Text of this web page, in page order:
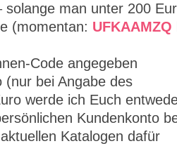
man unter 200
(momentan: UFKAAMZQ
Code angegeben
(nur bei Angabe des
werde ich Euch
Kundenkonto
Katalogen dafür